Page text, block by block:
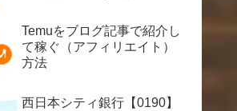
Temuをブログ記事で紹介し
て稼ぐ（アフィリエイト）
方法
西日本シティ銀行【0190】